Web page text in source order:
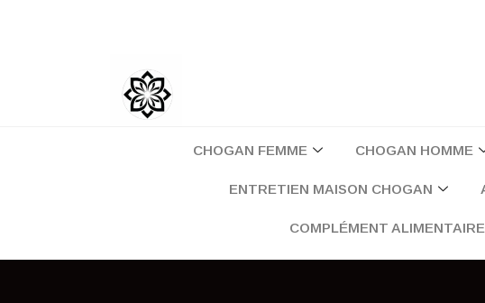
CHOGAN FEMME CHOGAN HOMME
ENTRETIEN MAISON CHOGAN
COMPLÉMENT